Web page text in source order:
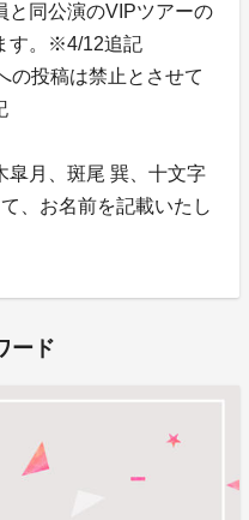
同公演のVIPツアーの
す。※4/12追記
投稿は禁止とさせて
月、斑尾 巽、十文字
、お名前を記載いたし
ード